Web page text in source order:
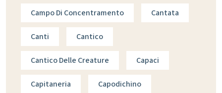
Campo Di Concentramento Cantata
Canti Cantico
Cantico Delle Creature Capaci
Capitaneria Capodichino